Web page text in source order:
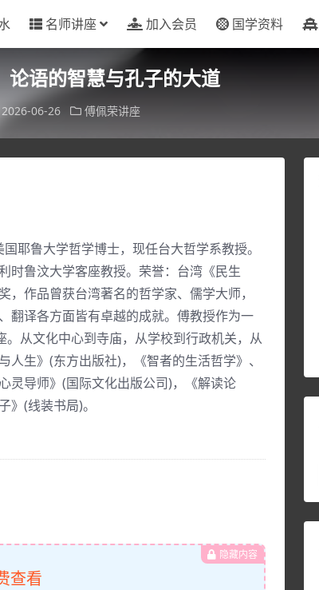
名师讲座 加入会员 国学资料
论语的智慧与孔子的大道
2026-06-26 傅佩荣讲座
耶鲁大学哲学博士，现任台大哲学系教授。
时鲁汶大学客座教授。荣誉：台湾《民生
作品曾获台湾著名的哲学家、儒学大师，
翻译各方面皆有卓越的成就。傅教授作为一
从文化中心到寺庙，从学校到行政机关，从
生》(东方出版社)，《智者的生活哲学》、
灵导师》(国际文化出版公司)，《解读论
(线装书局)。
隐藏内容
查看